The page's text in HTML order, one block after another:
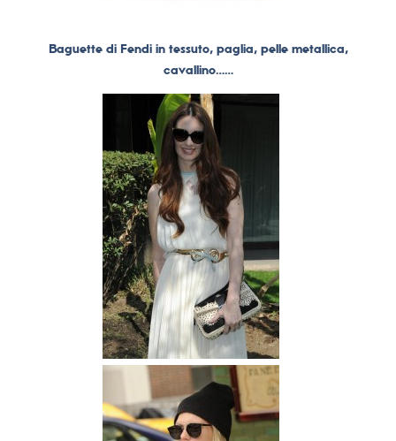
Baguette di Fendi in tessuto, paglia, pelle metallica,
cavallino……